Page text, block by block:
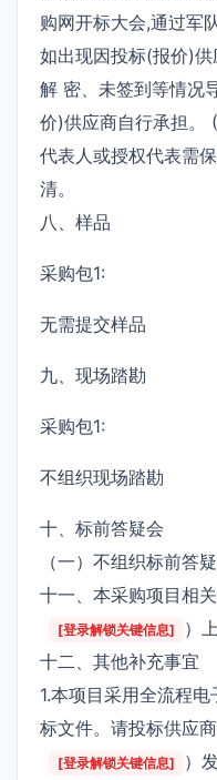
购网开标大会,通过军
如出现因投标(报价)
解 密、未签到等情况
价)供应商自行承担。
代表人或授权代表需
清。
八、样品
采购包1:
无需提交样品
九、现场踏勘
采购包1:
不组织现场踏勘
十、标前答疑会
（一）不组织标前答
十一、本采购项目相
[登录解锁关键信息]
）
十二、其他补充事宜
1.本项目采用全流程
标文件。请投标供应
[登录解锁关键信息]
）